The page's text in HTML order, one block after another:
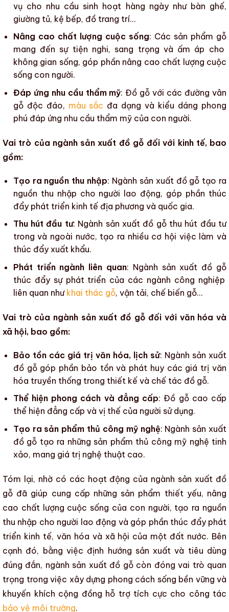
vụ cho nhu cầu sinh hoạt hàng ngày như bàn ghế,
giường tủ, kệ bếp, đồ trang trí…
Nâng cao chất lượng cuộc sống: Các sản phẩm gỗ
mang đến sự tiện nghi, sang trọng và ấm áp cho
không gian sống, góp phần nâng cao chất lượng cuộc
sống con người.
Đáp ứng nhu cầu thẩm mỹ: Đồ gỗ với các đườngvân
gỗđộc đáo, màu sắc đa dạng và kiểu dáng phong
phú đáp ứng nhu cầu thẩm mỹ của con người.
Vai trò của ngành sản xuất đồ gỗ đối với kinh tế, bao
gồm:
Tạo ra nguồn thu nhập: Ngành sản xuất đồ gỗ tạo ra
nguồn thu nhập cho người lao động, góp phần thúc
đẩy phát triển kinh tế địa phương và quốc gia.
Thu hút đầu tư: Ngành sản xuất đồ gỗthu hút đầu tư
trong và ngoài nước, tạo ra nhiều cơ hội việc làm và
thúc đẩy xuất khẩu.
Phát triển ngành liên quan: Ngành sản xuất đồ gỗ
thúc đẩy sự phát triển của các ngành công nghiệp
liên quan như khai thác gỗ, vận tải, chế biến gỗ…
Vai trò của ngành sản xuất đồ gỗ đối với văn hóa và
xã hội, bao gồm:
Bảo tồn các giá trị văn hóa, lịch sử: Ngành sản xuất
đồ gỗgóp phần bảo tồn và phát huy các giá trị văn
hóa truyền thống trong thiết kế và chế tác đồ gỗ.
Thể hiện phong cách và đẳng cấp: Đồ gỗ cao cấp
thể hiện đẳng cấp và vị thế của người sử dụng.
Tạo ra sản phẩm thủ công mỹ nghệ: Ngành sản xuất
đồ gỗ tạo ra những sản phẩm thủ công mỹ nghệ tinh
xảo, mang giá trị nghệ thuật cao.
Tóm lại, nhờ có các hoạt động của ngành sản xuất đồ
gỗ đã giúp cung cấp những sản phẩm thiết yếu, nâng
cao chất lượng cuộc sống của con người, tạo ra nguồn
thu nhập cho người lao động và góp phần thúc đẩy phát
triển kinh tế, văn hóa và xã hội của một đất nước. Bên
cạnh đó, bằng việc định hướng sản xuất và tiêu dùng
đúng đắn, ngành sản xuất đồ gỗcòn đóng vai trò quan
trọng trong việc xây dựng phong cách sống bền vững và
khuyến khích cộng đồng hỗ trợ tích cực cho công tác
bảo vệ môi trường.